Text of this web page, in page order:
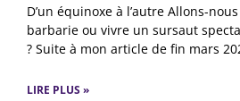
D’un équinoxe à l’autre Allons-
barbarie ou vivre un sursaut
? Suite à mon article de fin mars
LIRE PLUS »